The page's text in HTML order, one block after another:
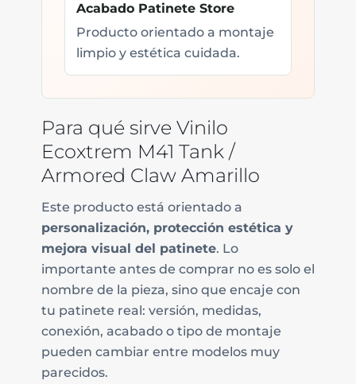
Acabado Patinete Store
Producto orientado a montaje
limpio y estética cuidada.
Para qué sirve Vinilo
Ecoxtrem M41 Tank /
Armored Claw Amarillo
Este producto está orientado a
personalización, protección estética y
mejora visual del patinete. Lo
importante antes de comprar no es solo el
nombre de la pieza, sino que encaje con
tu patinete real: versión, medidas,
conexión, acabado o tipo de montaje
pueden cambiar entre modelos muy
parecidos.